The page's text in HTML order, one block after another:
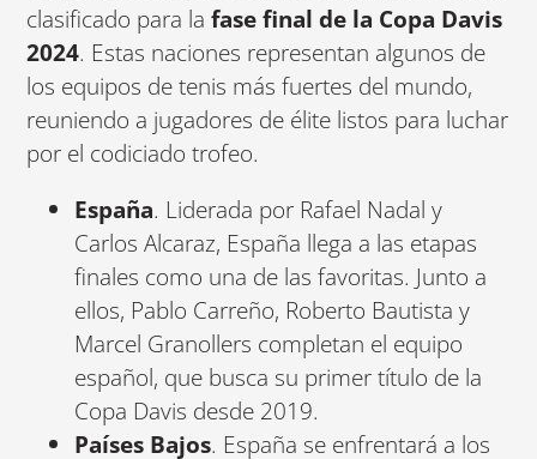
clasificado para lafase final de la Copa Davis
2024. Estas naciones representan algunos de
los equipos de tenis más fuertes del mundo,
reuniendo a jugadores de élite listos para luchar
por el codiciado trofeo.
España. Liderada por Rafael Nadal y
Carlos Alcaraz, España llega a las etapas
finales como una de las favoritas. Junto a
ellos, Pablo Carreño, Roberto Bautista y
Marcel Granollers completan el equipo
español, que busca su primer título de la
Copa Davis desde 2019.
Países Bajos. España se enfrentará a los